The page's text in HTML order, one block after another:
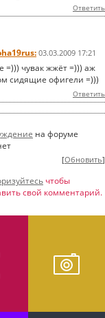
Ответить
03.03.2009 17:21
=))) чувак жжёт =))) аж
сидящие офигели =)))
Ответить
на форуме
[Обновить]
чтобы
свой комментарий.